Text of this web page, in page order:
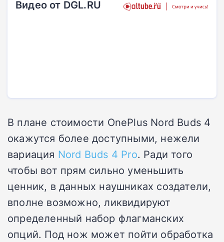
Видео от DGL.RU
В плане стоимости OnePlus Nord Buds 4
окажутся более доступными, нежели
вариация Nord Buds 4 Pro. Ради того
чтобы вот прям сильно уменьшить
ценник, в данных наушниках создатели,
вполне возможно, ликвидируют
определенный набор флагманских
опций. Под нож может пойти обработка